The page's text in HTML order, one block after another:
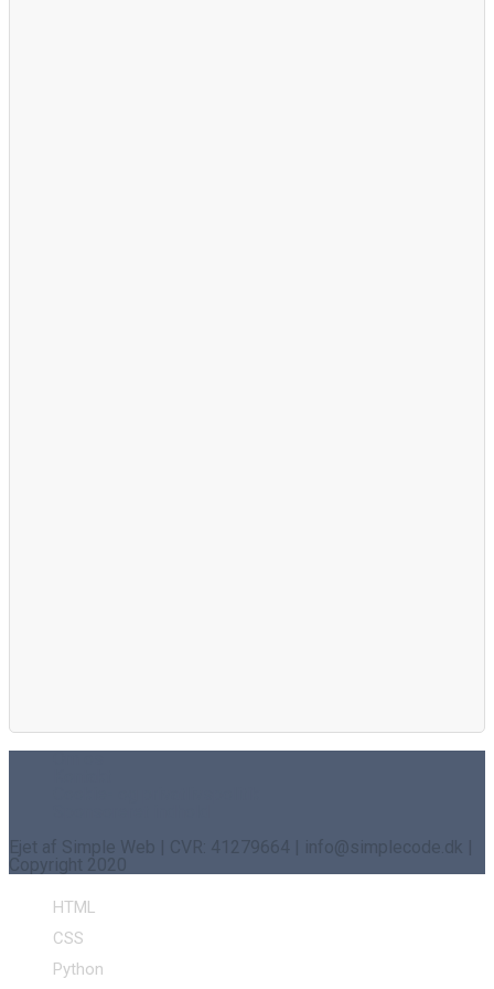
Ejet af Simple Web | CVR: 41279664 | info@simplecode.dk |
Copyright 2020
HTML
CSS
Python